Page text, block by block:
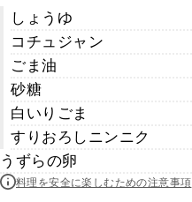
しょうゆ
コチュジャン
ごま油
砂糖
白いりごま
すりおろしニンニク
うずらの卵
料理を安全に楽しむための注意事項